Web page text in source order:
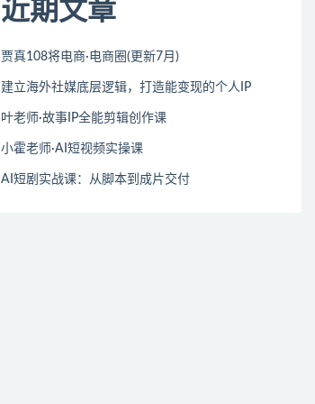
近期文章
贾真108将电商·电商圈(更新7月)
建立海外社媒底层逻辑，打造能变现的个人IP
叶老师·故事IP全能剪辑创作课
小霍老师·AI短视频实操课
AI短剧实战课：从脚本到成片交付